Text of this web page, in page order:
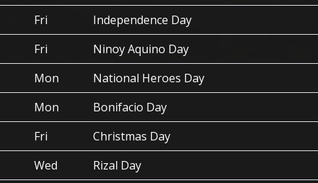
Fri
Independence Day
Fri
Ninoy Aquino Day
Mon
National Heroes Day
Mon
Bonifacio Day
Fri
Christmas Day
Wed
Rizal Day